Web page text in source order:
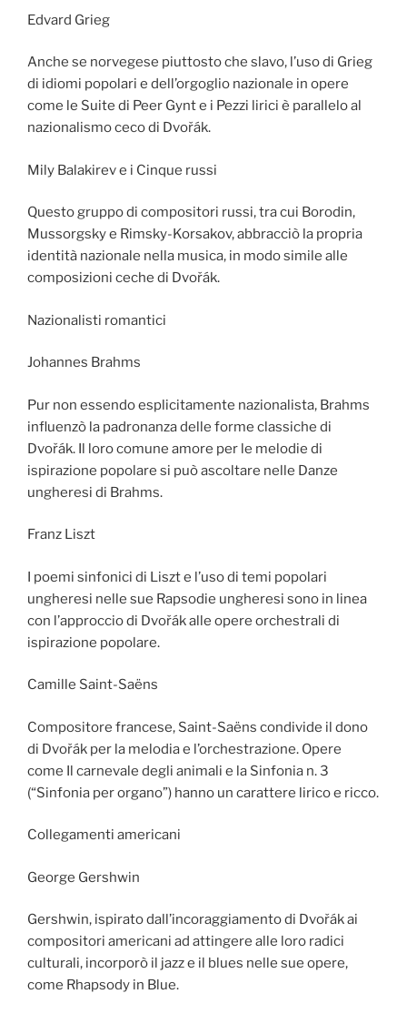
Edvard Grieg
Anche se norvegese piuttosto che slavo, l’uso di Grieg
di idiomi popolari e dell’orgoglio nazionale in opere
come le Suite di Peer Gynt e i Pezzi lirici è parallelo al
nazionalismo ceco di Dvořák.
Mily Balakirev e i Cinque russi
Questo gruppo di compositori russi, tra cui Borodin,
Mussorgsky e Rimsky-Korsakov, abbracciò la propria
identità nazionale nella musica, in modo simile alle
composizioni ceche di Dvořák.
Nazionalisti romantici
Johannes Brahms
Pur non essendo esplicitamente nazionalista, Brahms
influenzò la padronanza delle forme classiche di
Dvořák. Il loro comune amore per le melodie di
ispirazione popolare si può ascoltare nelle Danze
ungheresi di Brahms.
Franz Liszt
I poemi sinfonici di Liszt e l’uso di temi popolari
ungheresi nelle sue Rapsodie ungheresi sono in linea
con l’approccio di Dvořák alle opere orchestrali di
ispirazione popolare.
Camille Saint-Saëns
Compositore francese, Saint-Saëns condivide il dono
di Dvořák per la melodia e l’orchestrazione. Opere
come Il carnevale degli animali e la Sinfonia n. 3
(“Sinfonia per organo”) hanno un carattere lirico e ricco.
Collegamenti americani
George Gershwin
Gershwin, ispirato dall’incoraggiamento di Dvořák ai
compositori americani ad attingere alle loro radici
culturali, incorporò il jazz e il blues nelle sue opere,
come Rhapsody in Blue.